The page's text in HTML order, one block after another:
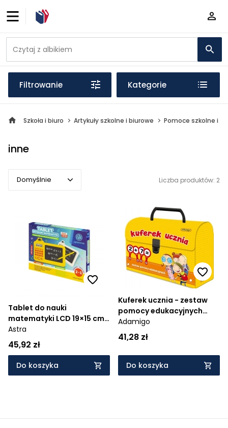
Filtrowanie Kategorie
Szkoła i biuro Artykuły szkolne i biurowe Pomoce szkolne i
inne
Domyślnie
Popularne
Cena rosnąco
Cena malejąco
Od najstarszych
Liczba produktów: 2
Tablet do nauki
matematyki LCD 19×15 cm
+ Polski lektor, 1 szt.
Astra
45,92 zł
Do koszyka
Kuferek ucznia - zestaw
pomocy edukacyjnych
(07141)
Adamigo
41,28 zł
Do koszyka